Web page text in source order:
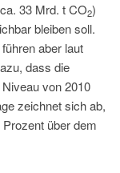
33 Mrd. t CO2)
bleiben soll.
aber laut
dass die
von 2010
zeichnet sich ab,
über dem